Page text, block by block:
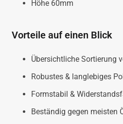
Höhe 60mm
Vorteile auf einen Blick
Übersichtliche Sortierung
Robustes & langlebiges
Formstabil &
Beständig gegen meisten